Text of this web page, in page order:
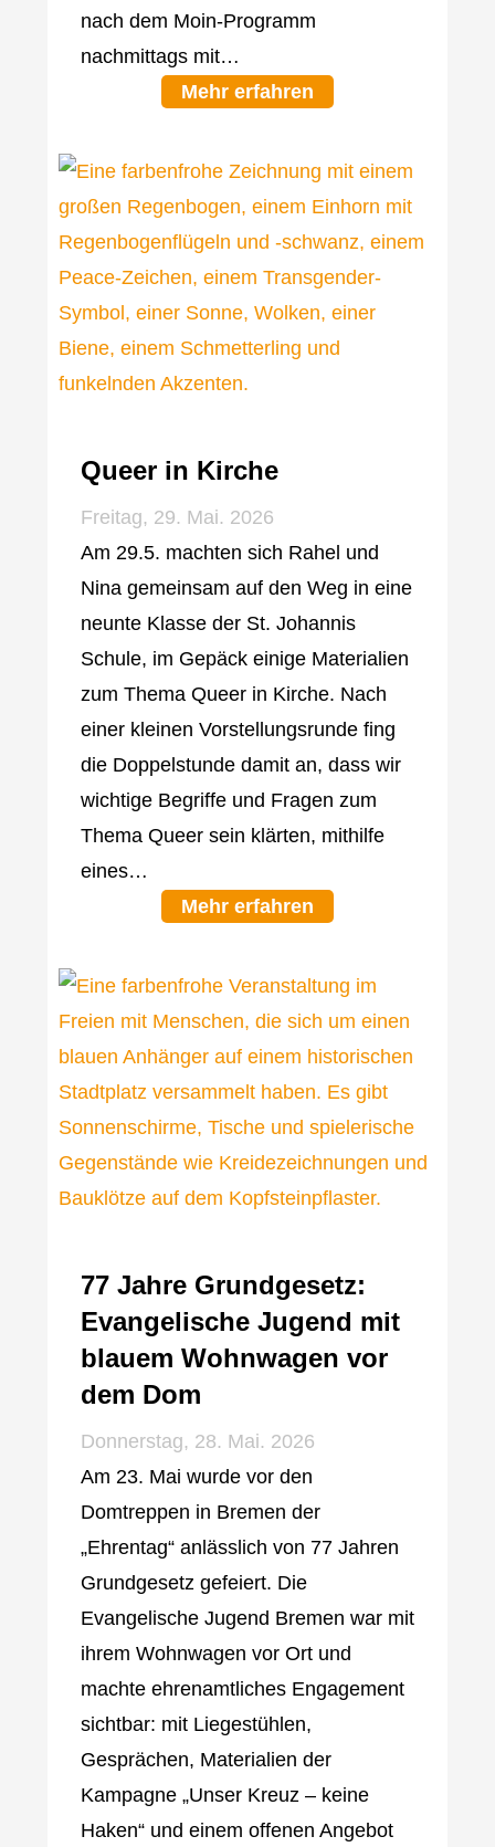
nach dem Moin-Programm
nachmittags mit…
Mehr erfahren
Queer in Kirche
Freitag, 29. Mai. 2026
Am 29.5. machten sich Rahel und
Nina gemeinsam auf den Weg in eine
neunte Klasse der St. Johannis
Schule, im Gepäck einige Materialien
zum Thema Queer in Kirche. Nach
einer kleinen Vorstellungsrunde fing
die Doppelstunde damit an, dass wir
wichtige Begriffe und Fragen zum
Thema Queer sein klärten, mithilfe
eines…
Mehr erfahren
77 Jahre Grundgesetz:
Evangelische Jugend mit
blauem Wohnwagen vor
dem Dom
Donnerstag, 28. Mai. 2026
Am 23. Mai wurde vor den
Domtreppen in Bremen der
„Ehrentag“ anlässlich von 77 Jahren
Grundgesetz gefeiert. Die
Evangelische Jugend Bremen war mit
ihrem Wohnwagen vor Ort und
machte ehrenamtliches Engagement
sichtbar: mit Liegestühlen,
Gesprächen, Materialien der
Kampagne „Unser Kreuz – keine
Haken“ und einem offenen Angebot